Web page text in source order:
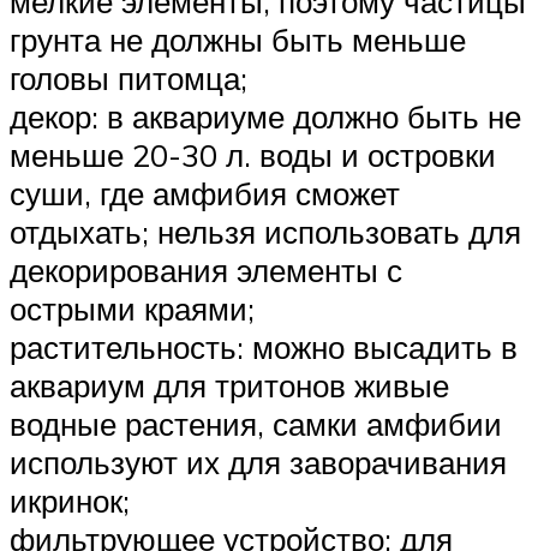
грунта не должны быть меньше
головы питомца;
декор: в аквариуме должно быть не
меньше 20-30 л. воды и островки
суши, где амфибия сможет
отдыхать; нельзя использовать для
декорирования элементы с
острыми краями;
растительность: можно высадить в
аквариум для тритонов живые
водные растения, самки амфибии
используют их для заворачивания
икринок;
фильтрующее устройство: для